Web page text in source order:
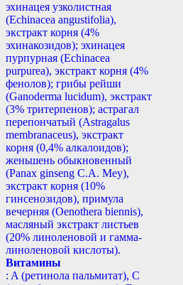
эхинацея узколистная
(Echinacea angustifolia),
экстракт корня (4%
эхинакозидов); эхинацея
пурпурная (Echinacea
purpurea), экстракт корня (4%
фенолов); грибы рейши
(Ganoderma lucidum), экстракт
(3% тритерпенов); астрагал
перепончатый (Astragalus
membranaceus), экстракт
корня (0,4% алкалоидов);
женьшень обыкновенный
(Panax ginseng С.А. Mey),
экстракт корня (10%
гинсенозидов), примула
вечерняя (Oenothera biennis),
масляный экстракт листьев
(20% линоленовой и гамма-
линоленовой кислоты).
Витамины
: A (ретинола пальмитат), С